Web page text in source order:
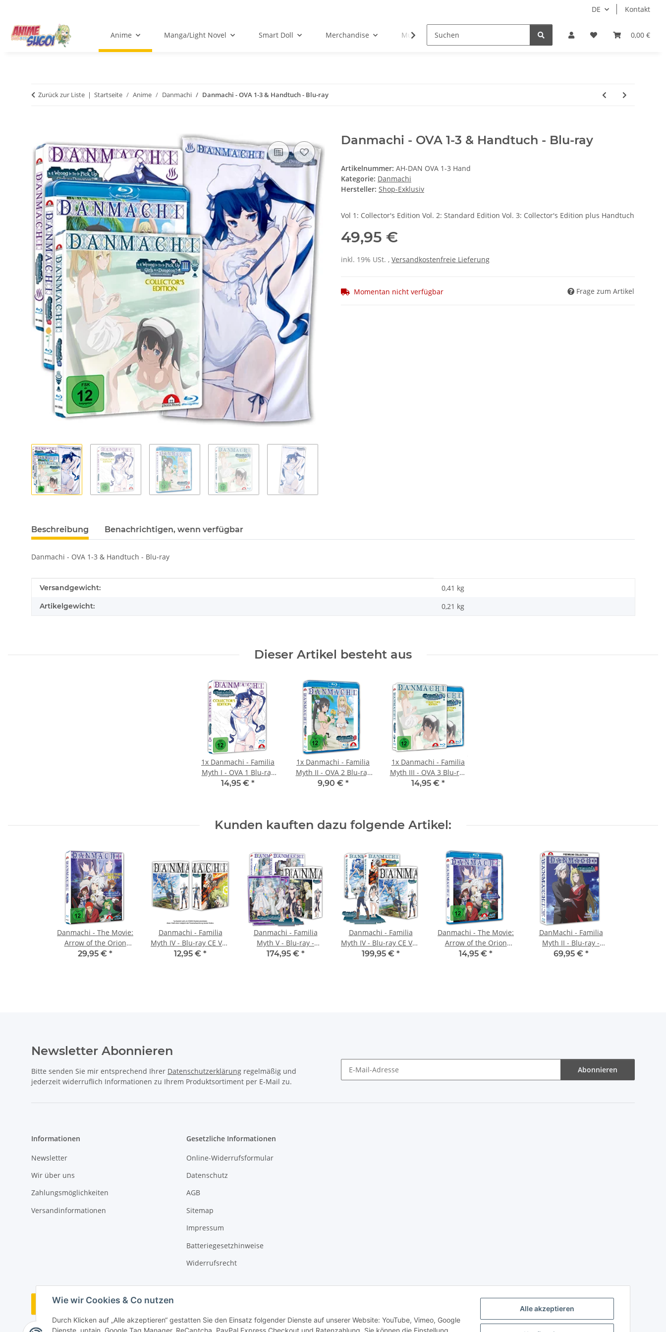
Alle akzeptieren
Wie wir Cookies & Co nutzen
Durch Klicken auf „Alle akzeptieren“ gestatten Sie den Einsatz folgender Dienste auf unserer Website: YouTube, Vimeo, Google
Dienste, uptain, Google Tag Manager, ReCaptcha, PayPal Express Checkout und Ratenzahlung. Sie können die Einstellung
DE Kontakt
0,00 €
Anime Manga/Light Novel Smart Doll Merchandise Musik-CD Idols/Cosplay 18+ Schnäppchen
Zurück zur Liste Startseite Anime Danmachi Danmachi - OVA 1-3 & Handtuch - Blu-ray
Danmachi - OVA 1-3 & Handtuch - Blu-ray
Artikelnummer: AH-DAN OVA 1-3 Hand
Kategorie: Danmachi
Hersteller: Shop-Exklusiv
Vol 1: Collector's Edition Vol. 2: Standard Edition Vol. 3: Collector's Edition plus Handtuch
49,95 €
inkl. 19% USt. , Versandkostenfreie Lieferung
Momentan nicht verfügbar Frage zum Artikel
Beschreibung Benachrichtigen, wenn verfügbar
Danmachi - OVA 1-3 & Handtuch - Blu-ray
Produkteigenschaft
Wert
Versandgewicht: 0,41 kg
Artikelgewicht: 0,21 kg
Dieser Artikel besteht aus
1x Danmachi - Familia
Myth I - OVA 1 Blu-ray
CE
14,95 € *
1x Danmachi - Familia
Myth II - OVA 2 Blu-ray
Standard Edition
9,90 € *
1x Danmachi - Familia
Myth III - OVA 3 Blu-ray
CE
14,95 € *
Kunden kauften dazu folgende Artikel:
Danmachi - The Movie:
Arrow of the Orion
BluRay CE
29,95 € *
Danmachi - Familia
Myth IV - Blu-ray CE Vol.
1 & 2 Hardcover-
12,95 € *
Danmachi - Familia
Myth V - Blu-ray -
Limited Edition Box
174,95 € *
Danmachi - Familia
Myth IV - Blu-ray CE Vol.
1 & 2 Bundle mit
199,95 € *
Danmachi - The Movie:
Arrow of the Orion
BluRay
14,95 € *
DanMachi - Familia
Myth II - Blu-ray -
Premium Collection
69,95 € *
Newsletter Abonnieren
Bitte senden Sie mir entsprechend Ihrer Datenschutzerklärung regelmäßig und
jederzeit widerruflich Informationen zu Ihrem Produktsortiment per E-Mail zu.
Abonnieren
Informationen
Newsletter
Wir über uns
Zahlungsmöglichkeiten
Versandinformationen
Gesetzliche Informationen
Online-Widerrufsformular
Datenschutz
AGB
Sitemap
Impressum
Batteriegesetzhinweise
Widerrufsrecht
Bestellung widerrufen